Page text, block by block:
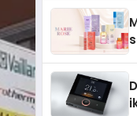
Onaylarını